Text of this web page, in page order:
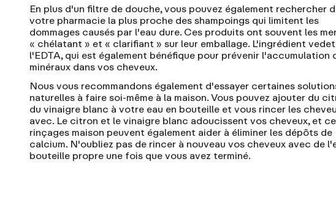
En plus d'un filtre de douche, vous pouvez également rechercher
votre pharmacie la plus proche des shampoings qui limitent les
dommages causés par l'eau dure. Ces produits ont souvent les
« chélatant » et « clarifiant » sur leur emballage. L'ingrédient
l'EDTA, qui est également bénéfique pour prévenir l'accumulation
minéraux dans vos cheveux.
Nous vous recommandons également d'essayer certaines
naturelles à faire soi-même à la maison. Vous pouvez ajouter du
du vinaigre blanc à votre eau en bouteille et vous rincer les
avec. Le citron et le vinaigre blanc adoucissent vos cheveux, et
rinçages maison peuvent également aider à éliminer les dépôts de
calcium. N'oubliez pas de rincer à nouveau vos cheveux avec de
bouteille propre une fois que vous avez terminé.